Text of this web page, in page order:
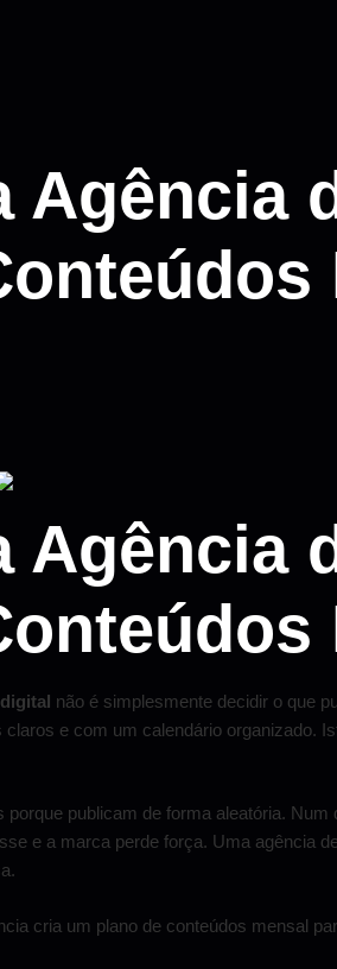
Agência
Agência
não é simplesmente decidir o que
e com um calendário organizado.
publicam de forma aleatória.
e a marca perde força. Uma agência
cria um plano de conteúdos mensal